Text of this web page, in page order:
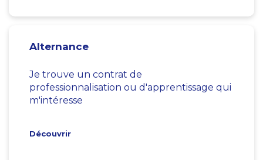
Alternance
Je trouve un contrat de
professionnalisation ou d'apprentissage qui
m'intéresse
Découvrir